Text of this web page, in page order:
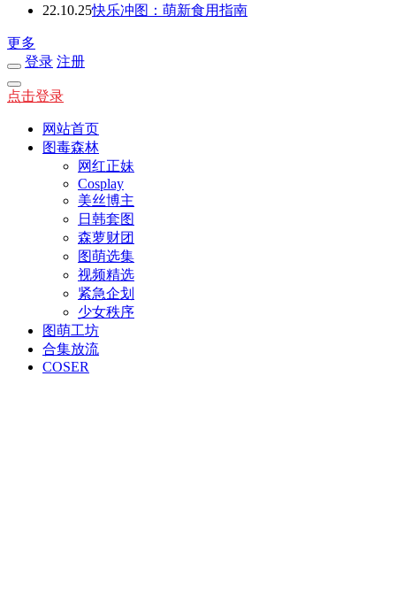
22.10.25快乐冲图：萌新食用指南
更多
登录 注册
点击登录
网站首页
图毒森林
网红正妹
Cosplay
美丝博主
日韩套图
森萝财团
图萌选集
视频精选
紧急企划
少女秩序
图萌工坊
合集放流
COSER